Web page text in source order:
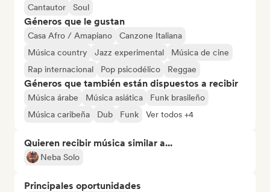
Cantautor
Soul
Géneros que le gustan
Casa Afro / Amapiano
Canzone Italiana
Música country
Jazz experimental
Música de cine
Rap internacional
Pop psicodélico Reggae
Géneros que también están dispuestos a recibir
Música árabe Música asiática
Funk brasileño
Música caribeña
Dub Funk Ver todos +4
Quieren recibir música similar a...
Neba Solo
Principales oportunidades